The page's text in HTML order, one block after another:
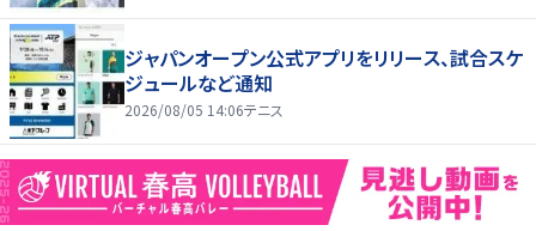
ジャパンオープン公式アプリをリリース、試合スケ
ジュールなど通知
2026/08/05 14:06テニス